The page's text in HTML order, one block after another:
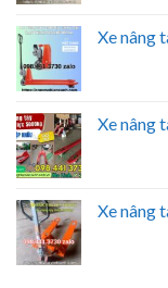
Xe nâng
Xe nâng
Xe nâng